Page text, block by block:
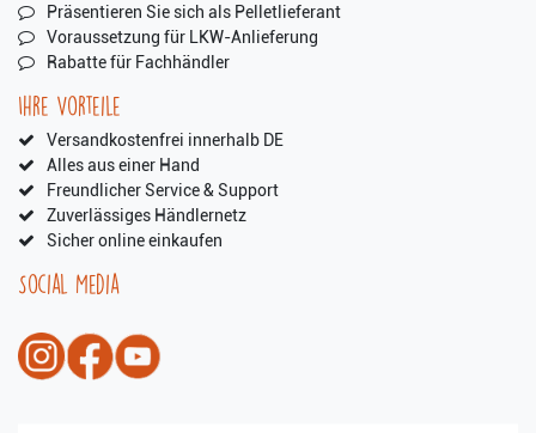
Präsentieren Sie sich als Pelletlieferant
Voraussetzung für LKW-Anlieferung
Rabatte für Fachhändler
Ihre Vorteile
Versandkostenfrei innerhalb DE
Alles aus einer Hand
Freundlicher Service & Support
Zuverlässiges Händlernetz
Sicher online einkaufen
Social Media